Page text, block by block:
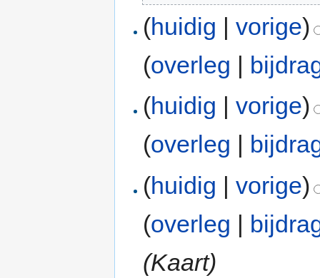
(huidig |vorige)
(overleg |
(huidig |vorige)
(overleg |
(huidig |vorige)
(overleg |
(Kaart)